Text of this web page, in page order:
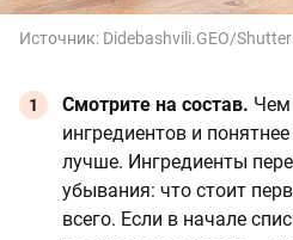
Источник: Didebashvili.GEO/
Смотрите на состав. Чем
ингредиентов и
лучше. Ингредиенты
убывания: что стоит
всего. Если в начале